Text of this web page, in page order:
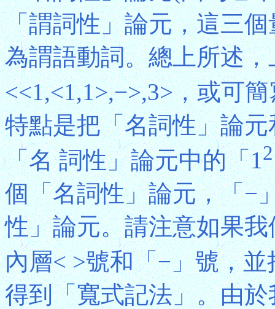
「謂詞性」論元，這三
為謂語動詞。總上所述
<<1,<1,1>,−>,3>，或可
特點是把「名詞性」論
「名 詞性」論元中的「12
個「名詞性」論元，「−
性」論元。請注意如果
內層< >號和「−」號，並
得到「寬式記法」。由